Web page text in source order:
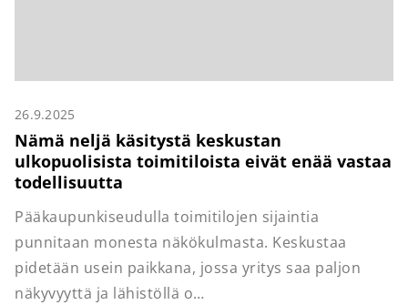
26.9.2025
Nämä neljä käsitystä keskustan
ulkopuolisista toimitiloista eivät enää vastaa
todellisuutta
Pääkaupunkiseudulla toimitilojen sijaintia
punnitaan monesta näkökulmasta. Keskustaa
pidetään usein paikkana, jossa yritys saa paljon
näkyvyyttä ja lähistöllä o…